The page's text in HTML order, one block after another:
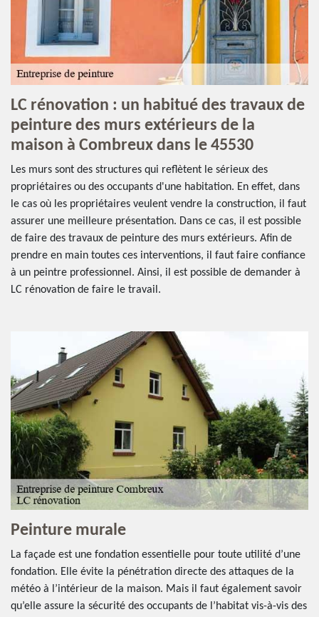
LC rénovation : un habitué des travaux de
peinture des murs extérieurs de la
maison à Combreux dans le 45530
Les murs sont des structures qui reflètent le sérieux des
propriétaires ou des occupants d'une habitation. En effet, dans
le cas où les propriétaires veulent vendre la construction, il faut
assurer une meilleure présentation. Dans ce cas, il est possible
de faire des travaux de peinture des murs extérieurs. Afin de
prendre en main toutes ces interventions, il faut faire confiance
à un peintre professionnel. Ainsi, il est possible de demander à
LC rénovation de faire le travail.
Peinture murale
La façade est une fondation essentielle pour toute utilité d’une
fondation. Elle évite la pénétration directe des attaques de la
météo à l’intérieur de la maison. Mais il faut également savoir
qu’elle assure la sécurité des occupants de l’habitat vis-à-vis des